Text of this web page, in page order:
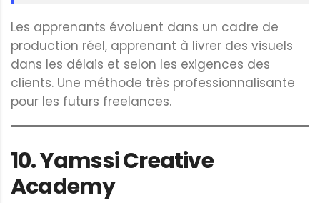
Les apprenants évoluent dans un cadre de
production réel, apprenant à livrer des visuels
dans les délais et selon les exigences des
clients. Une méthode très professionnalisante
pour les futurs freelances.
10.Yamssi Creative
Academy